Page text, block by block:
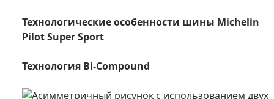
Технологические особенности шины Michelin
Pilot Super Sport
Технология Bi-Compound
Асимметричный рисунок с использованием двух